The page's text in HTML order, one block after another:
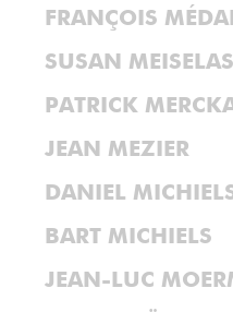
FRANÇOIS
SUSAN MEISELAS
PATRICK
JEAN MEZIER
DANIEL
BART MICHIELS
JEAN-LUC